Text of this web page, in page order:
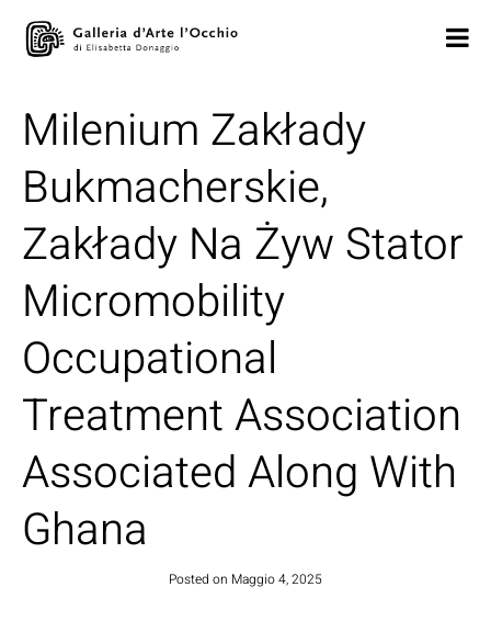
Milenium Zakłady
Bukmacherskie,
Zakłady Na Żyw Stator
Micromobility
Occupational
Treatment Association
Associated Along With
Ghana
Posted on Maggio 4, 2025